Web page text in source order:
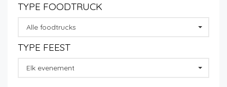
TYPE FOODTRUCK
Alle foodtrucks
TYPE FEEST
Elk evenement